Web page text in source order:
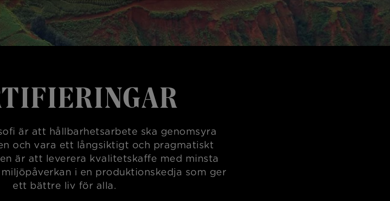
är att hållbarhetsarbete ska genomsyra
och vara ett långsiktigt och pragmatiskt
är att leverera kvalitetskaffe med minsta
i en produktionskedja som ger
ett bättre liv för alla.